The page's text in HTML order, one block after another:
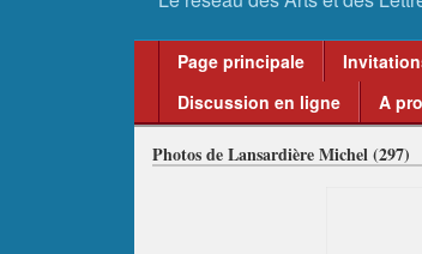
Page principale
Discussion en ligne
A
Photos de Lansardière Michel (297)